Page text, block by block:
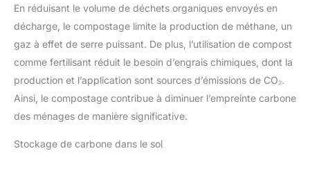
En réduisant le volume de déchets organiques envoyés en
décharge, le compostage limite la production de méthane, un
gaz à effet de serre puissant. De plus, l’utilisation de compost
comme fertilisant réduit le besoin d’engrais chimiques, dont la
production et l’application sont sources d’émissions de CO₂.
Ainsi, le compostage contribue à diminuer l’empreinte carbone
des ménages de manière significative.
Stockage de carbone dans le sol